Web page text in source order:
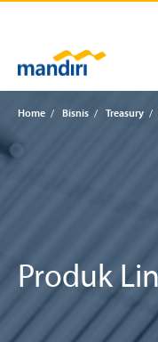
Home / Bisnis / Treasury /
Produk